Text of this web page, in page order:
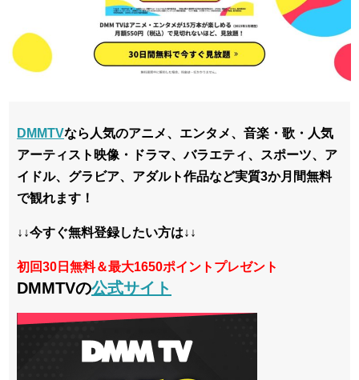
DMMTVなら人気のアニメ、エンタメ、音楽・歌・人気
アーティスト映像・ドラマ、バラエティ、スポーツ、ア
イドル、グラビア、アダルト作品など実質3か月間無料
で観れます！
↓↓今すぐ無料登録したい方は↓↓
初回30日無料＆最大1650ポイントプレゼント
DMMTVの公式サイト